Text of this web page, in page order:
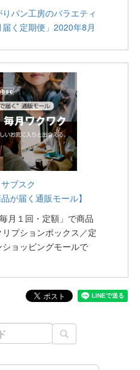
パン工房のバラエティ
く定期便」2020年8月
ブスク
が届く通販モール】
月１回・定額」で商品
プションボックス／定
ョッピングモールで